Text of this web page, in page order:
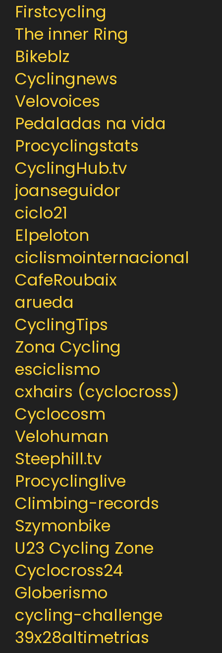
Firstcycling
The inner Ring
Bikeblz
Cyclingnews
Velovoices
Pedaladas na vida
Procyclingstats
CyclingHub.tv
joanseguidor
ciclo21
Elpeloton
ciclismointernacional
CafeRoubaix
arueda
CyclingTips
Zona Cycling
esciclismo
cxhairs (cyclocross)
Cyclocosm
Velohuman
Steephill.tv
Procyclinglive
Climbing-records
Szymonbike
U23 Cycling Zone
Cyclocross24
Globerismo
cycling-challenge
39x28altimetrias